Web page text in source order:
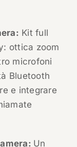
Kit full
ottica zoom
microfoni
Bluetooth
e integrare
Un